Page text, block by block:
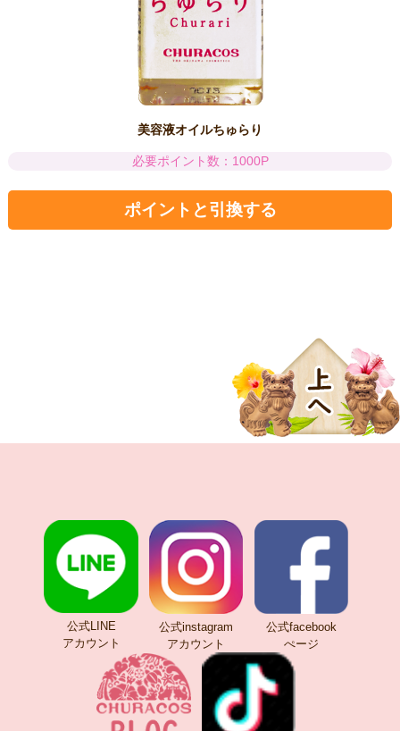
美容液オイルちゅらり
必要ポイント数：1000P
ポイントと引換する
公式LINE
アカウント
公式instagram
アカウント
公式facebook
ぺージ